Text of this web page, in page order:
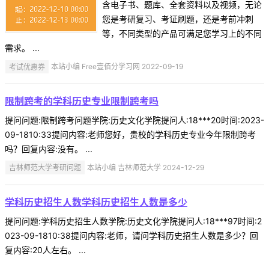
含电子书、题库、全套资料以及视频，无论
您是考研复习、考证刷题，还是考前冲刺
等，不同类型的产品可满足您学习上的不同
需求。 ...
考试优惠券 本站小编 Free壹佰分学习网 2022-09-19
限制跨考的学科历史专业限制跨考吗
提问问题:限制跨考问题学院:历史文化学院提问人:18***20时间:2023-
09-1810:33提问内容:老师您好，贵校的学科历史专业今年限制跨考
吗？回复内容:没有。 ...
吉林师范大学考研问题 本站小编 吉林师范大学 2024-12-29
学科历史招生人数学科历史招生人数是多少
提问问题:学科历史招生人数学院:历史文化学院提问人:18***97时间:2
023-09-1810:38提问内容:老师，请问学科历史招生人数是多少？回
复内容:20人左右。 ...